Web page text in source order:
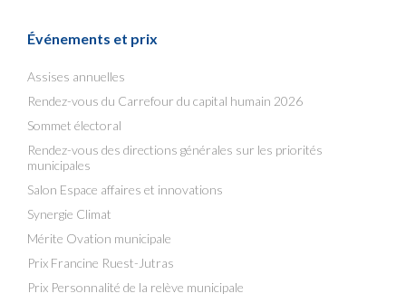
Événements et prix
Assises annuelles
Rendez-vous du Carrefour du capital humain 2026
Sommet électoral
Rendez-vous des directions générales sur les priorités
municipales
Salon Espace affaires et innovations
Synergie Climat
Mérite Ovation municipale
Prix Francine Ruest-Jutras
Prix Personnalité de la relève municipale